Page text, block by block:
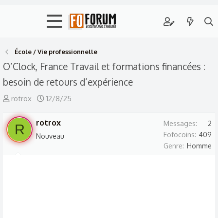
École / Vie professionnelle
O’Clock, France Travail et formations financées :
besoin de retours d’expérience
A
t
u
rotrox
D
t
e
12/8/25
R rotrox
Nouveau
Messages
2
Fofocoins 409
Genre Homme